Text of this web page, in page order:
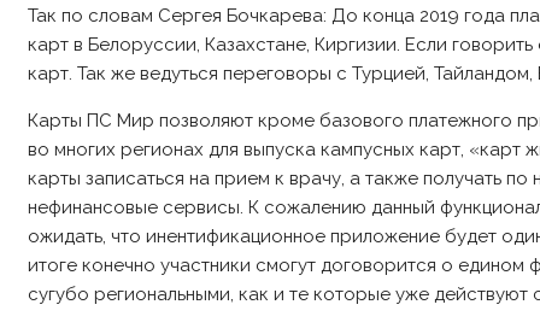
Так по словам Сергея Бочкарева: До конца 2019 года
карт в Белоруссии, Казахстане, Киргизии. Если
карт. Так же ведуться переговоры с Турцией,
Карты ПС Мир позволяют кроме базового платежного
во многих регионах для выпуска кампусных карт,
карты записаться на прием к врачу, а также получать
нефинансовые сервисы. К сожалению данный
ожидать, что инентификационное приложение будет
итоге конечно участники смогут договорится о
сугубо региональными, как и те которые уже действуют